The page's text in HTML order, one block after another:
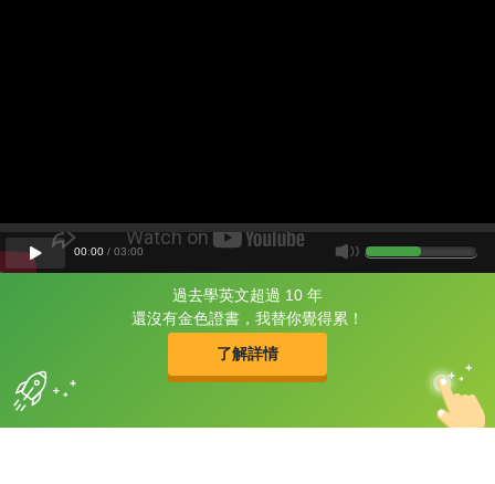
過去學英文超過 10 年
還沒有金色證書，我替你覺得累！
了解詳情
片尾有
攻其不背
的品牌故事
00:00 / 03:00